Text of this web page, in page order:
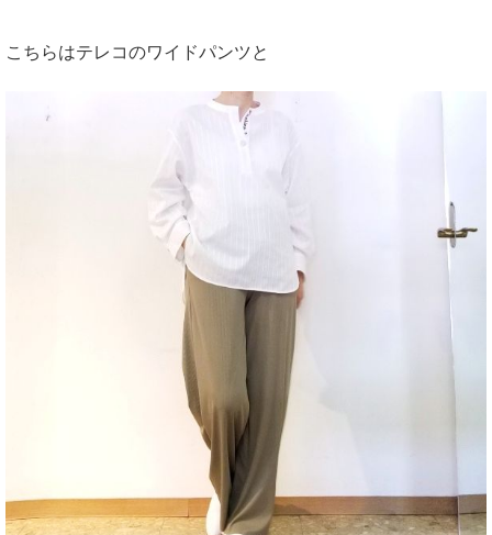
こちらはテレコのワイドパンツと